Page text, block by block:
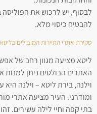
לבסוף, יש לרכוש את
להבטיח כיסוי מלא.
סקירת אתרי התיירות המובילים בליטא
ליטא מציעה מגוון רחב של
האתרים הבולטים ניתן למנות
וילנה, בירת ליטא – וילנה
ומודרני. העיר מציעה אתרי
בתי קפה וחיי לילה עשירים.